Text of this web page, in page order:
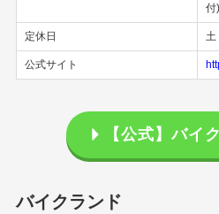
付)
定休日 土
公式サイト
【公式】バイ
バイクランド